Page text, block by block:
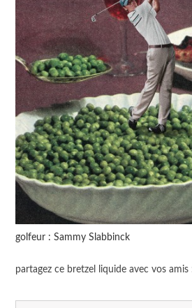
golfeur : Sammy Slabbinck
partagez ce bretzel liquide avec vos